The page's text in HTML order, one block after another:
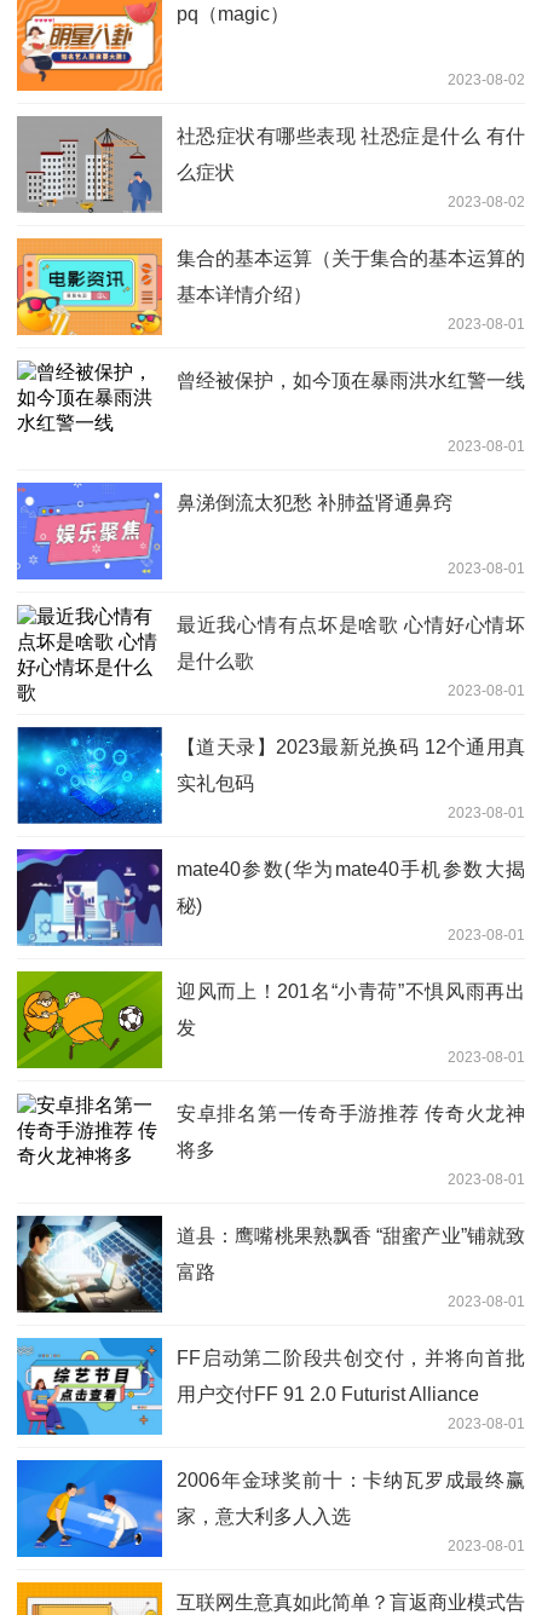
pq（magic）
2023-08-02
社恐症状有哪些表现 社恐症是什么 有什
么症状
2023-08-02
集合的基本运算（关于集合的基本运算的
基本详情介绍）
2023-08-01
曾经被保护，如今顶在暴雨洪水红警一线
2023-08-01
鼻涕倒流太犯愁 补肺益肾通鼻窍
2023-08-01
最近我心情有点坏是啥歌 心情好心情坏
是什么歌
2023-08-01
【道天录】2023最新兑换码 12个通用真
实礼包码
2023-08-01
mate40参数(华为mate40手机参数大揭
秘)
2023-08-01
迎风而上！201名“小青荷”不惧风雨再出
发
2023-08-01
安卓排名第一传奇手游推荐 传奇火龙神
将多
2023-08-01
道县：鹰嘴桃果熟飘香 “甜蜜产业”铺就致
富路
2023-08-01
FF启动第二阶段共创交付，并将向首批
用户交付FF 91 2.0 Futurist Alliance
2023-08-01
2006年金球奖前十：卡纳瓦罗成最终赢
家，意大利多人入选
2023-08-01
互联网生意真如此简单？盲返商业模式告